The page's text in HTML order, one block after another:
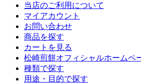
当店のご利用について
マイアカウント
お問い合わせ
商品を探す
カートを見る
松崎煎餅オフィシャルホームペ
種類で探す
用途・目的で探す